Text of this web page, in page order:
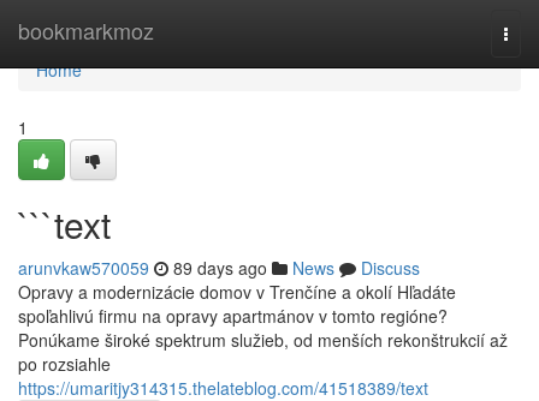
bookmarkmoz
Home
Home
1
```text
arunvkaw570059 89 days ago News
Discuss
Opravy a modernizácie domov v Trenčíne a okolí Hľadáte
spoľahlivú firmu na opravy apartmánov v tomto regióne?
Ponúkame široké spektrum služieb, od menších rekonštrukcií až
po rozsiahle
https://umaritjy314315.thelateblog.com/41518389/text